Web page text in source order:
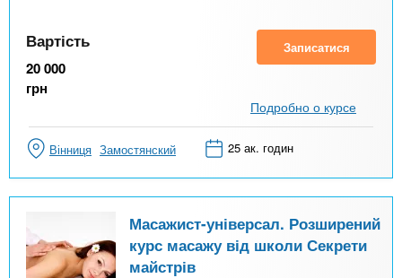
Вартість
20 000
грн
Записатися
Подробно о курсе
Вінниця Замостянский 25 ак. годин
Масажист-універсал. Розширений
курс масажу від школи Секрети
майстрів